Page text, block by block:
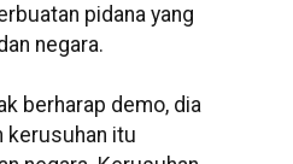
pidana yang
negara.
berharap demo, dia
kerusuhan itu